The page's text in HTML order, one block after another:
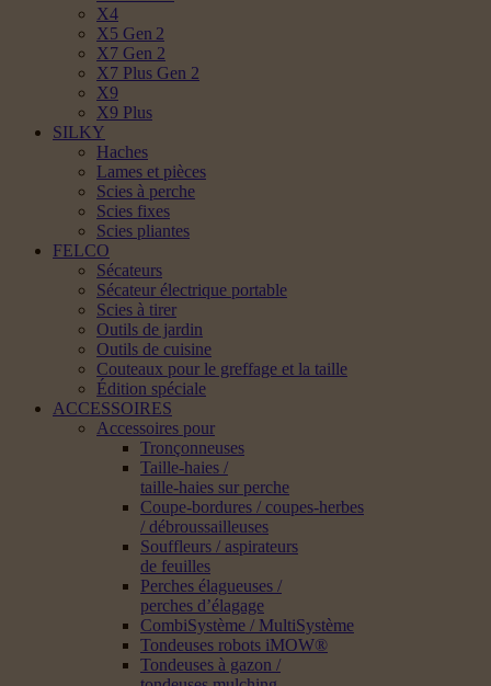
X4
X5 Gen 2
X7 Gen 2
X7 Plus Gen 2
X9
X9 Plus
SILKY
Haches
Lames et pièces
Scies à perche
Scies fixes
Scies pliantes
FELCO
Sécateurs
Sécateur électrique portable
Scies à tirer
Outils de jardin
Outils de cuisine
Couteaux pour le greffage et la taille
Édition spéciale
ACCESSOIRES
Accessoires pour
Tronçonneuses
Taille-haies /
taille-haies sur perche
Coupe-bordures / coupes-herbes
/ débroussailleuses
Souffleurs / aspirateurs
de feuilles
Perches élagueuses /
perches d’élagage
CombiSystème / MultiSystème
Tondeuses robots iMOW®
Tondeuses à gazon /